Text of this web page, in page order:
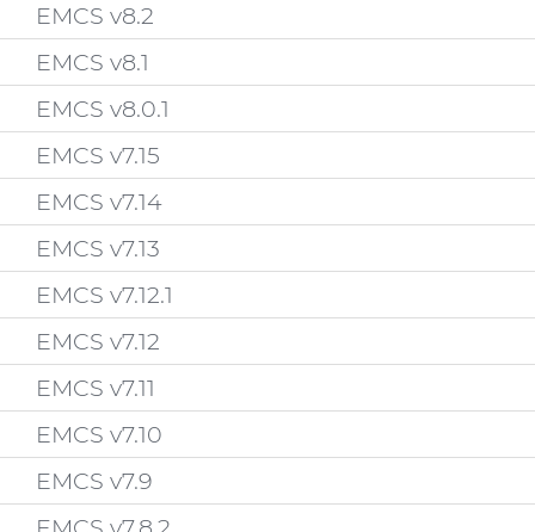
EMCS v8.2
EMCS v8.1
EMCS v8.0.1
EMCS v7.15
EMCS v7.14
EMCS v7.13
EMCS v7.12.1
EMCS v7.12
EMCS v7.11
EMCS v7.10
EMCS v7.9